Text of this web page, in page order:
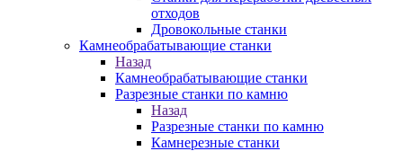
отходов
Дровокольные станки
Камнеобрабатывающие станки
Назад
Камнеобрабатывающие станки
Разрезные станки по камню
Назад
Разрезные станки по камню
Камнерезные станки